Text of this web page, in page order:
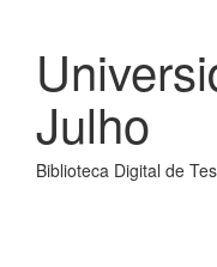
Julho
Biblioteca Digital de